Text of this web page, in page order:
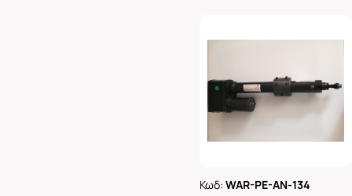
Κωδ:WAR-PE-AN-134